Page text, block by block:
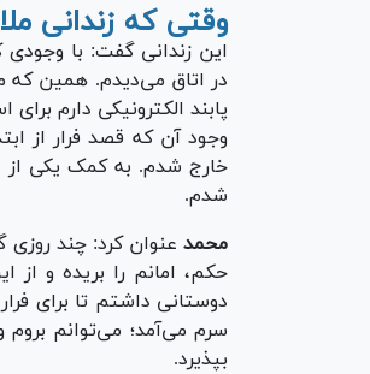
وقتی که زندانی
این زندانی گفت: با
در اتاق می‌دیدم. همین که
پابند الکترونیکی دارم
وجود آن که قصد فرار از
خارج شدم. به کمک یکی از
شدم.
محمد
حکم، امانم را بریده و
سرم می‌آمد؛ می‌توانم
بپذیرد.